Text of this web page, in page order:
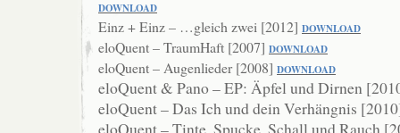
DOWNLOAD
Einz + Einz – …gleich zwei [2012] DOWNLOAD
eloQuent – TraumHaft [2007] DOWNLOAD
eloQuent – Augenlieder [2008] DOWNLOAD
eloQuent & Pano – EP: Äpfel und Dirnen
eloQuent – Das Ich und dein Verhängnis
eloQuent – Tinte, Spucke, Schall und Rauch